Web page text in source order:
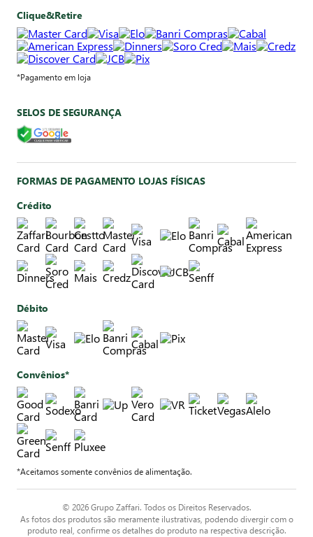
Clique&Retire
*Pagamento em loja
SELOS DE SEGURANÇA
FORMAS DE PAGAMENTO LOJAS FÍSICAS
Crédito
Débito
Convênios*
*Aceitamos somente convênios de alimentação.
© 2026 Grupo Zaffari. Todos os Direitos Reservados.
As fotos dos produtos são meramente ilustrativas, podendo divergir com o
produto real, confirme os detalhes do produto na respectiva descrição.